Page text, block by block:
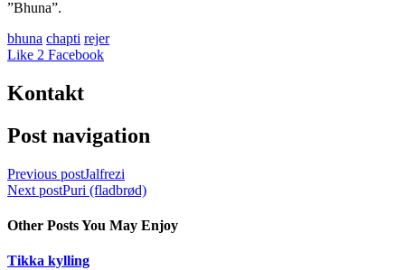
”Bhuna”.
bhuna chapti rejer
Like 2 Facebook
Kontakt
Post navigation
Previous postJalfrezi
Next postPuri (fladbrød)
Other Posts You May Enjoy
Tikka kylling